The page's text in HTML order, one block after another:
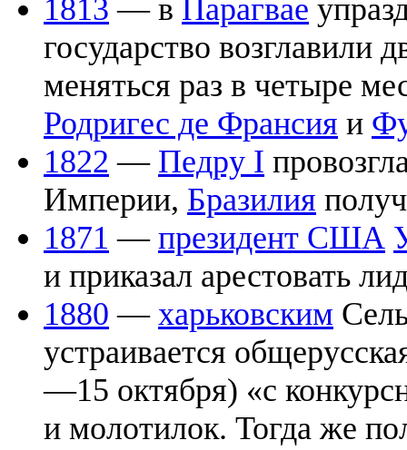
1813 — в Парагвае
государство возглавили
меняться раз в четыре
Родригес де Франсия и
1822 — Педру I
Империи, Бразилия
1871 — президент США
и приказал арестовать
1880 — харьковским
устраивается
—15 октября) «с
и молотилок. Тогда же